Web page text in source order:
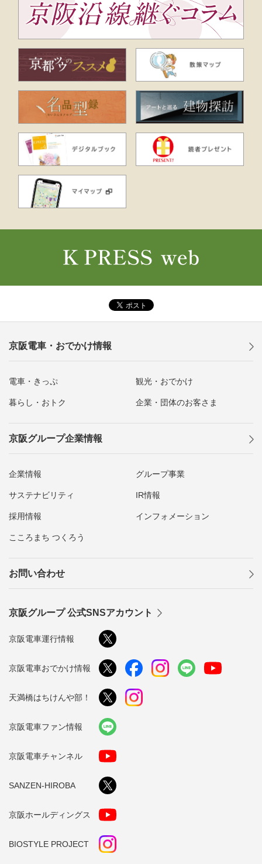
京阪電車・おでかけ情報
電車・きっぷ 観光・おでかけ
暮らし・おトク 企業・団体のお客さま
京阪グループ企業情報
企業情報 グループ事業
サステナビリティ IR情報
採用情報 インフォメーション
こころまち つくろう
お問い合わせ
京阪グループ 公式SNSアカウント
京阪電車運行情報
京阪電車おでかけ情報
天満橋はちけんや部！
京阪電車ファン情報
京阪電車チャンネル
SANZEN-HIROBA
京阪ホールディングス
BIOSTYLE PROJECT